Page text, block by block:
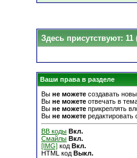
Здесь присутствуют: 11
Ваши права в разделе
Вы не можете создавать
Вы не можете отвечать в
Вы не можете прикреплять
Вы не можете
BB коды Вкл.
Смайлы Вкл.
[IMG] код Вкл.
HTML код Выкл.